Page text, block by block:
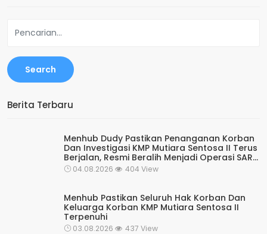
Search
Berita Terbaru
Menhub Dudy Pastikan Penanganan Korban
Dan Investigasi KMP Mutiara Sentosa II Terus
Berjalan, Resmi Beralih Menjadi Operasi SAR
Rutin Kesiapsiagaan
04.08.2026 404 View
Menhub Pastikan Seluruh Hak Korban Dan
Keluarga Korban KMP Mutiara Sentosa II
Terpenuhi
03.08.2026 437 View